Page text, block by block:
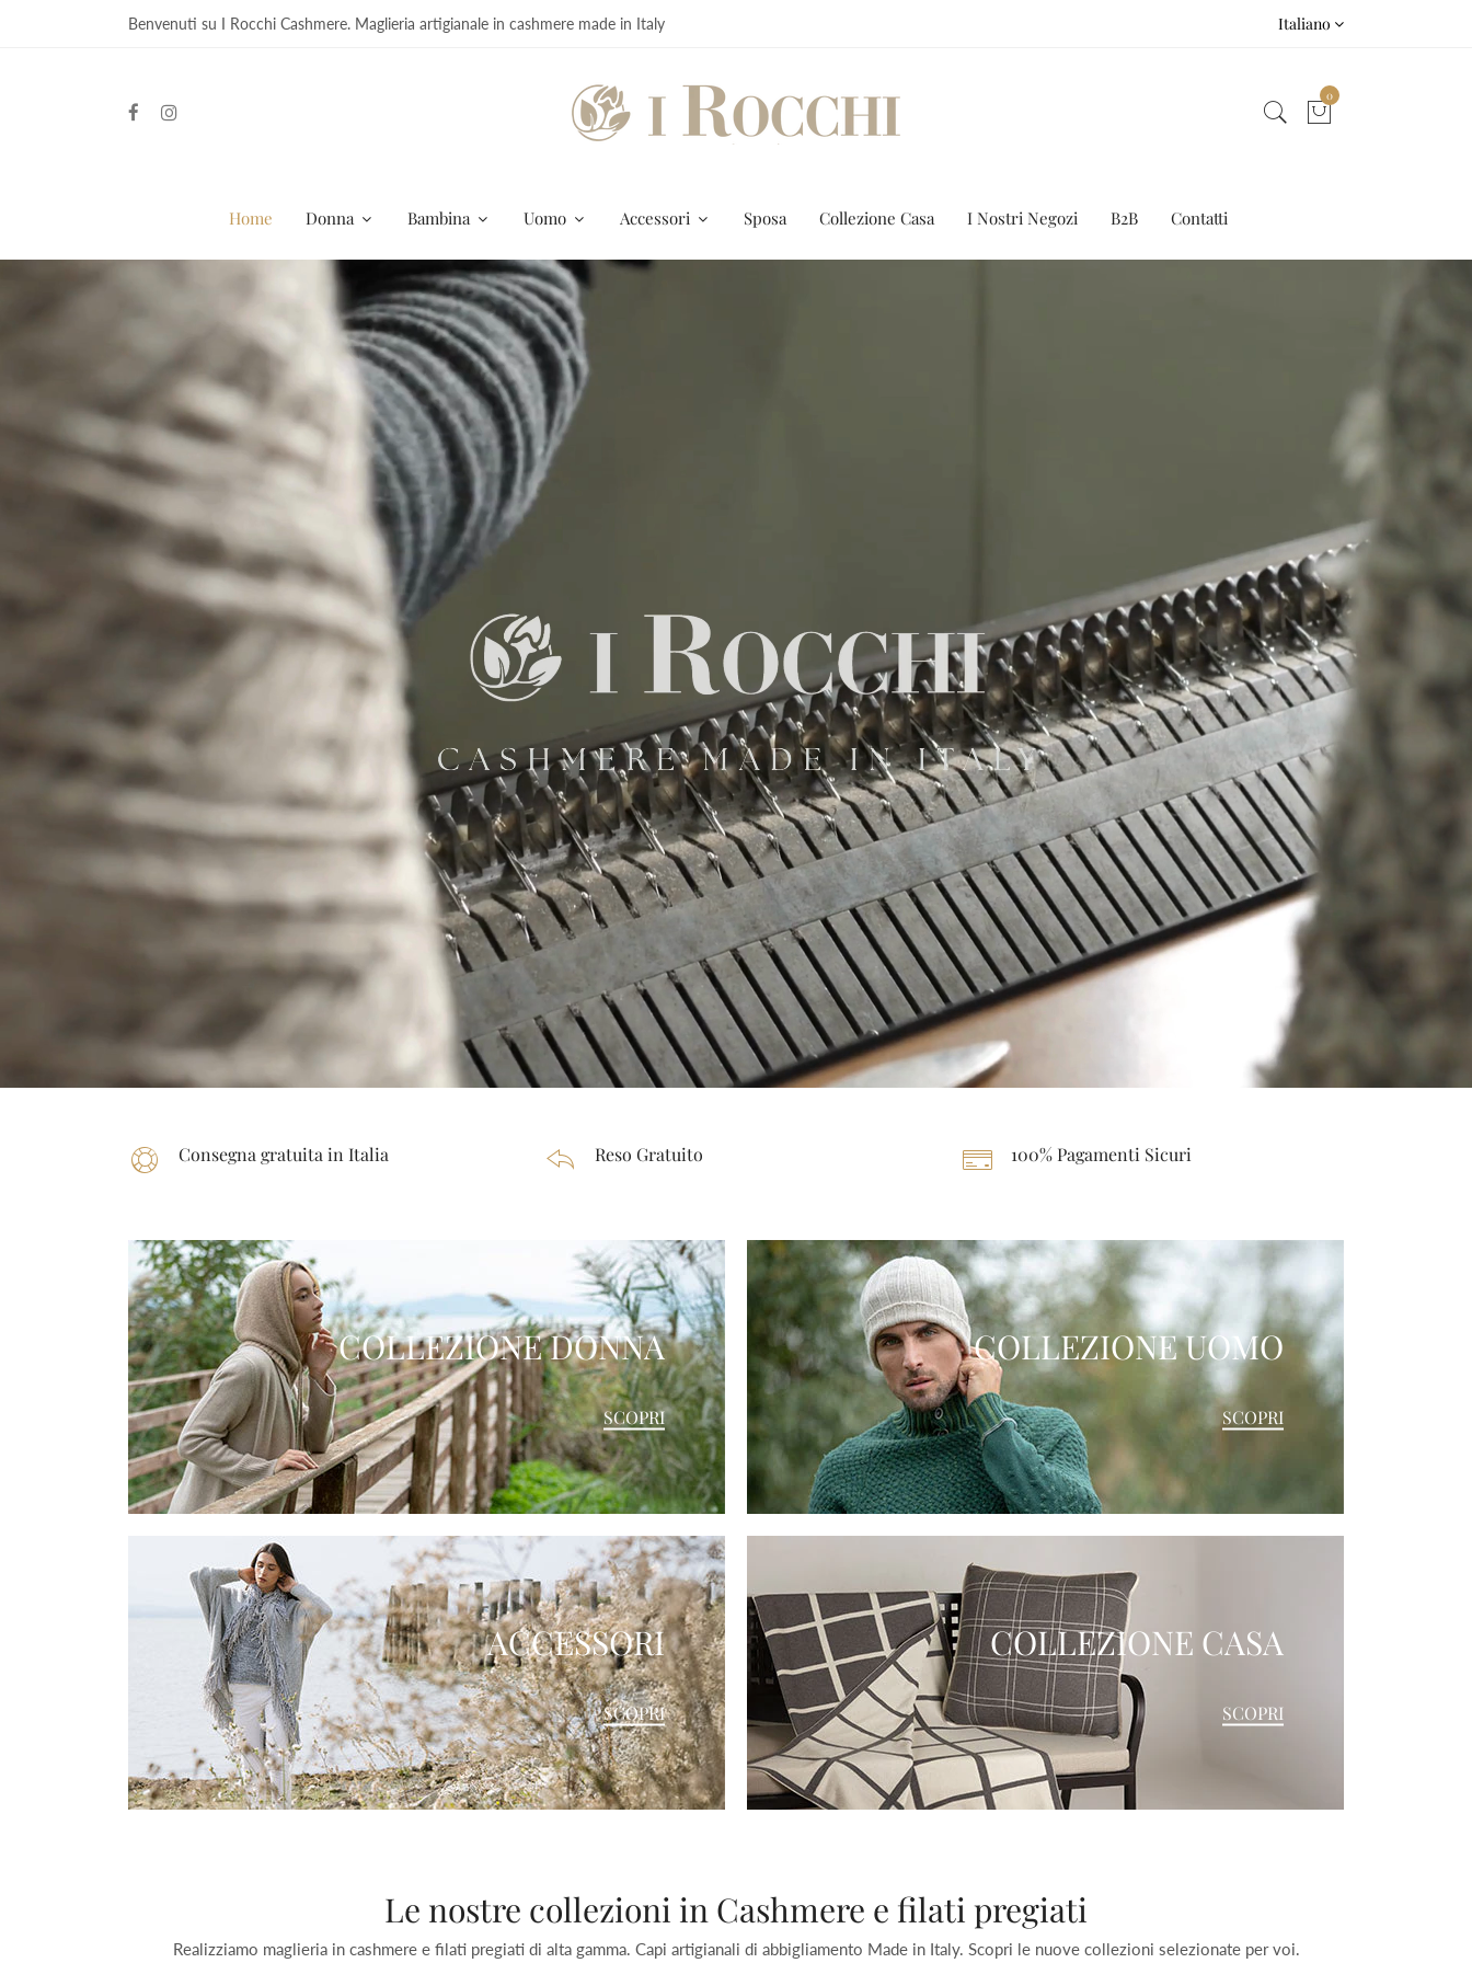
Benvenuti su I Rocchi Cashmere. Maglieria artigianale in cashmere made in Italy Italiano
0
Home Donna Bambina Uomo Accessori Sposa Collezione Casa I Nostri Negozi B2B Contatti
Consegna gratuita in Italia Reso Gratuito 100% Pagamenti Sicuri
COLLEZIONE DONNA
SCOPRI
COLLEZIONE UOMO
SCOPRI
ACCESSORI
SCOPRI
COLLEZIONE CASA
SCOPRI
Le nostre collezioni in Cashmere e filati pregiati
Realizziamo maglieria in cashmere e filati pregiati di alta gamma. Capi artigianali di abbigliamento Made in Italy. Scopri le nuove collezioni selezionate per voi.